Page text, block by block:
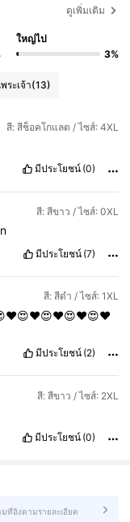
ดูเพิ่มเติม
ใหญ่ไป
3%
ะเจ้า(13)
สี: สีช็อคโกแลต / ไซส์: 4XL
มีประโยชน์ (0)
สี: สีขาว / ไซส์: 0XL
มีประโยชน์ (7)
สี: สีดำ / ไซส์: 1XL
มีประโยชน์ (2)
สี: สีขาว / ไซส์: 2XL
มีประโยชน์ (0)
ที่อิงตามรายละเอียด